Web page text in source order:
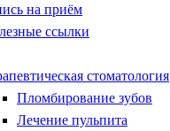
на приём
ссылки
стоматология
Пломбирование зубов
Лечение пульпита